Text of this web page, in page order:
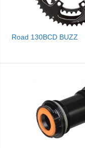
Road 130BCD BUZZ